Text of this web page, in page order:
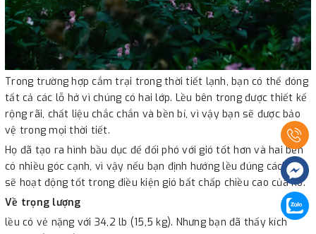
Trong trường hợp cắm trại trong thời tiết lạnh, bạn có thể đóng
tất cả các lỗ hở vì chúng có hai lớp. Lều bên trong được thiết kế
rộng rãi, chất liệu chắc chắn và bền bỉ, vì vậy bạn sẽ được bảo
vệ trong mọi thời tiết.
Họ đã tạo ra hình bầu dục để đối phó với gió tốt hơn và hai bên
có nhiều góc cạnh, vì vậy nếu bạn định hướng lều đúng cách, nó
sẽ hoạt động tốt trong điều kiện gió bất chấp chiều cao của nó.
Về trọng lượng
lều có vẻ nặng với 34,2 lb (15,5 kg). Nhưng bạn đã thấy kích